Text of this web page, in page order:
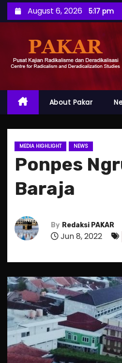
k
c
n
August 6, 2026 5:17 pm
About Pakar
MEDIA HIGHLIGHT NEWS
Ponpes
Baraja
By Redaksi PAKAR
Jun 8, 2022